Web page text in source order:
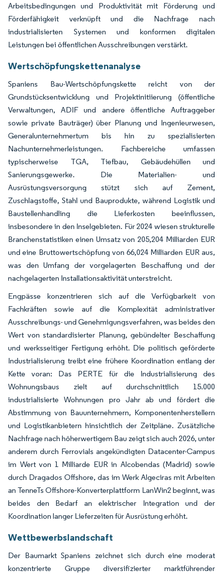
Arbeitsbedingungen und Produktivität mit Förderung und
Förderfähigkeit verknüpft und die Nachfrage nach
industrialisierten Systemen und konformen digitalen
Leistungen bei öffentlichen Ausschreibungen verstärkt.
Wertschöpfungskettenanalyse
Spaniens Bau-Wertschöpfungskette reicht von der
Grundstücksentwicklung und Projektinitiierung (öffentliche
Verwaltungen, ADIF und andere öffentliche Auftraggeber
sowie private Bauträger) über Planung und Ingenieurwesen,
Generalunternehmertum bis hin zu spezialisierten
Nachunternehmerleistungen. Fachbereiche umfassen
typischerweise TGA, Tiefbau, Gebäudehüllen und
Sanierungsgewerke. Die Materialien- und
Ausrüstungsversorgung stützt sich auf Zement,
Zuschlagstoffe, Stahl und Bauprodukte, während Logistik und
Baustellenhandling die Lieferkosten beeinflussen,
insbesondere in den Inselgebieten. Für 2024 wiesen strukturelle
Branchenstatistiken einen Umsatz von 205,204 Milliarden EUR
und eine Bruttowertschöpfung von 66,024 Milliarden EUR aus,
was den Umfang der vorgelagerten Beschaffung und der
nachgelagerten Installationsaktivität unterstreicht.
Engpässe konzentrieren sich auf die Verfügbarkeit von
Fachkräften sowie auf die Komplexität administrativer
Ausschreibungs- und Genehmigungsverfahren, was beides den
Wert von standardisierter Planung, gebündelter Beschaffung
und werksseitiger Fertigung erhöht. Die politisch geförderte
Industrialisierung treibt eine frühere Koordination entlang der
Kette voran: Das PERTE für die Industrialisierung des
Wohnungsbaus zielt auf durchschnittlich 15.000
industrialisierte Wohnungen pro Jahr ab und fördert die
Abstimmung von Bauunternehmern, Komponentenherstellern
und Logistikanbietern hinsichtlich der Zeitpläne. Zusätzliche
Nachfrage nach höherwertigem Bau zeigt sich auch 2026, unter
anderem durch Ferrovials angekündigten Datacenter-Campus
im Wert von 1 Milliarde EUR in Alcobendas (Madrid) sowie
durch Dragados Offshore, das im Werk Algeciras mit Arbeiten
an TenneTs Offshore-Konverterplattform LanWin2 beginnt, was
beides den Bedarf an elektrischer Integration und der
Koordination langer Lieferzeiten für Ausrüstung erhöht.
Wettbewerbslandschaft
Der Baumarkt Spaniens zeichnet sich durch eine moderat
konzentrierte Gruppe diversifizierter marktführender